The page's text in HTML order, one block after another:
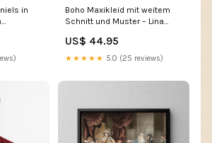
in
Boho Maxikleid mit weitem
Schnitt und Muster – Lina
US$ 44.95
★★★★★ 5.0 (25 reviews)